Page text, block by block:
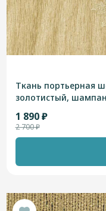
Ткань портьерная
золотистый,
1 890 ₽
2 700 ₽